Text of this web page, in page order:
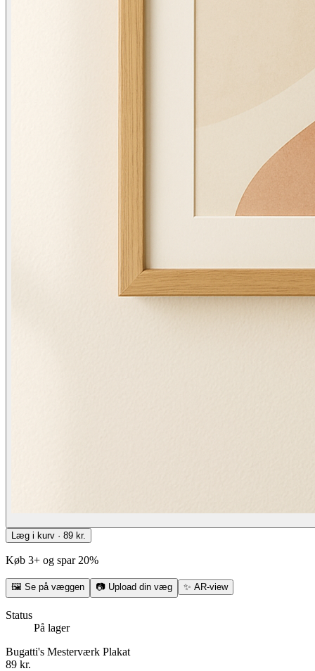
Læg i kurv · 89 kr.
Køb 3+ og spar 20%
🖼 Se på væggen 📷 Upload din væg ✨ AR-view
Status
På lager
Bugatti's Mesterværk Plakat
89 kr.